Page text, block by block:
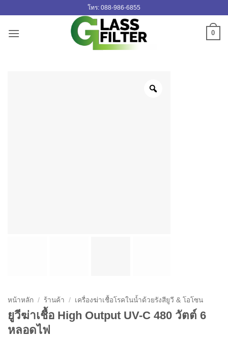
โทร: 088-986-6855
0
หน้าหลัก / ร้านค้า / เครื่องฆ่าเชื้อโรคในน้ำด้วยรังสียูวี & โอโซน
ยูวีฆ่าเชื้อ High Output UV-C 480 วัตต์ 6
หลอดไฟ